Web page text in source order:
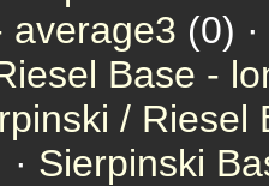
average3 (0) ·
Base -
/ Riesel
· Sierpinski